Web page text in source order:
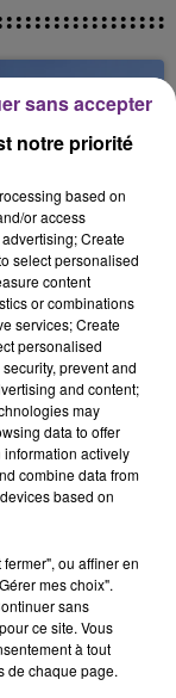
L'ANNÉE
ce jeudi 6
(Aube). Du
À
DE...
2026
notre priorité
based on
or access
Create
select personalised
content
or combinations
services; Create
personalised
prevent and
and content;
may
data to offer
actively
combine data from
based on
ou affiner en
mes choix".
sans
ce site. Vous
à tout
de chaque page.
sans accepter